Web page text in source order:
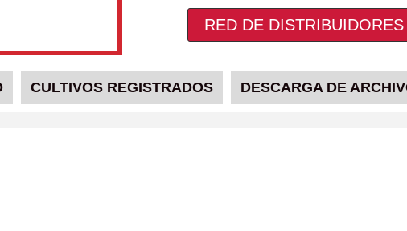
RED DE
CULTIVOS REGISTRADOS DESCARGA DE